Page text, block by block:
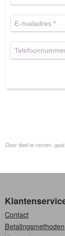
Door deel te nemen,
Contact
Betalingsmethoden